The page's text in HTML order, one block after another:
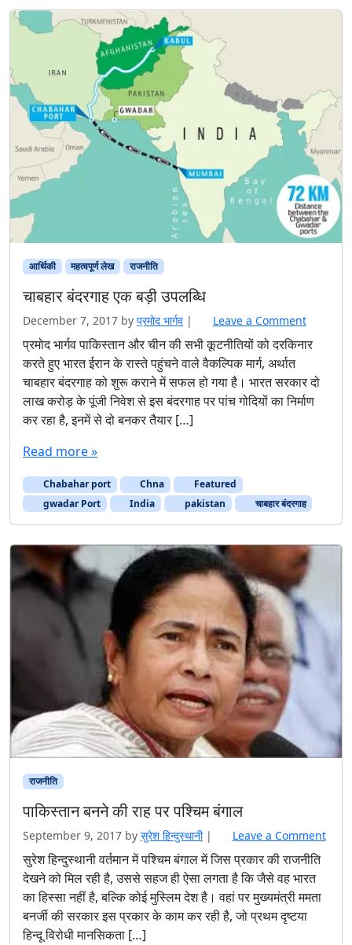
आर्थिकी महत्वपूर्ण लेख राजनीति
चाबहार बंदरगाह एक बड़ी उपलब्धि
December 7, 2017 by प्रमोद भार्गव | Leave a Comment
प्रमोद भार्गव पाकिस्तान और चीन की सभी कूटनीतियों को दरकिनार
करते हुए भारत ईरान के रास्ते पहुंचने वाले वैकल्पिक मार्ग, अर्थात
चाबहार बंदरगाह को शुरू कराने में सफल हो गया है। भारत सरकार दो
लाख करोड़ के पूंजी निवेश से इस बंदरगाह पर पांच गोदियों का निर्माण
कर रहा है, इनमें से दो बनकर तैयार […]
Read more »
Chabahar port Chna
Featured
gwadar Port
India pakistan चाबहार बंदरगाह
राजनीति
पाकिस्तान बनने की राह पर पश्चिम बंगाल
September 9, 2017 by सुरेश हिन्‍दुस्‍थानी | Leave a Comment
सुरेश हिन्दुस्थानी वर्तमान में पश्चिम बंगाल में जिस प्रकार की राजनीति
देखने को मिल रही है, उससे सहज ही ऐसा लगता है कि जैसे वह भारत
का हिस्सा नहीं है, बल्कि कोई मुस्लिम देश है। वहां पर मुख्यमंत्री ममता
बनर्जी की सरकार इस प्रकार के काम कर रही है, जो प्रथम दृष्टया
हिन्दू विरोधी मानसिकता […]